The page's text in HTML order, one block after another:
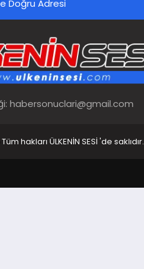
Doğru Adresi
habersonuclari@gmail.com
hakları ÜLKENİN SESİ 'de saklıdır.